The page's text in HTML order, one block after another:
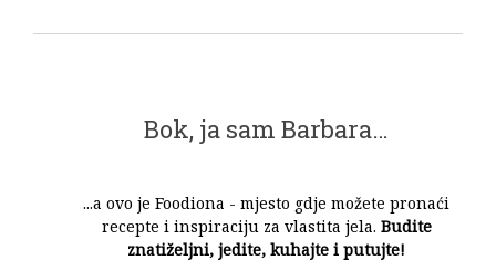
Bok, ja sam Barbara…
...a ovo je Foodiona - mjesto gdje možete pronaći
recepte i inspiraciju za vlastita jela. Budite
znatiželjni, jedite, kuhajte i putujte!